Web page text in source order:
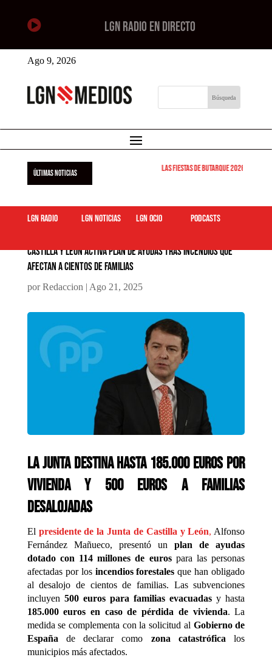
 LGN RADIO EN DIRECTO
Ago 9, 2026
ÚLTIMAS NOTICIAS Las Fiestas de Butarque 2026 arrancan
LGN Radio LGN Noticias LGN ocio podcasts
Castilla y León activa plan de ayudas tras incendios que
afectan a cientos de familias
porRedaccion| Ago 21, 2025
La Junta destina hasta 185.000 euros por
vivienda y 500 euros a familias
desalojadas
El presidente de la Junta de Castilla y León, Alfonso
Fernández Mañueco, presentó unplan de ayudas
dotado con 114 millones de eurospara las personas
afectadas por los incendios forestales que han obligado
al desalojo de cientos de familias. Las subvenciones
incluyen 500 euros para familias evacuadas y hasta
185.000 euros en caso de pérdida de vivienda. La
medida se complementa con la solicitud al Gobierno de
España de declarar como zona catastrófica los
municipios más afectados.